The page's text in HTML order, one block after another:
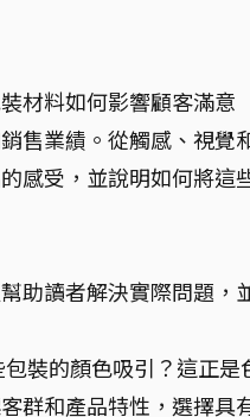
材料如何影響顧客滿意
售業績。從觸感、視覺
感受，並說明如何將這
助讀者解決實際問題，
裝的顏色吸引？這正是
群和產品特性，選擇具